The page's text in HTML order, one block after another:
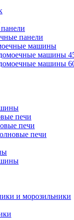
панели
машины
машины
машины
печи
печи
печи
и морозильники